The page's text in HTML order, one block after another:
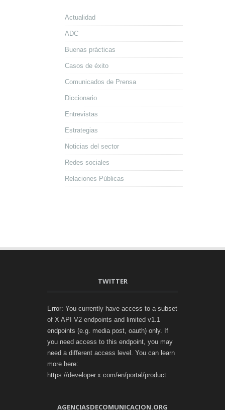
Actualidad
ADC
Buenas prácticas
Casos de éxito
Comunicados de Prensa
Diccionario
Entrevistas
Estrategias
Noticias del sector
Redes sociales
Relaciones Públicas
TWITTER
Error: You currently have access to a subset
of X API V2 endpoints and limited v1.1
endpoints (e.g. media post, oauth) only. If
you need access to this endpoint, you may
need a different access level. You can learn
more here:
https://developer.x.com/en/portal/product
AGENCIASDECOMUNICACION.ORG